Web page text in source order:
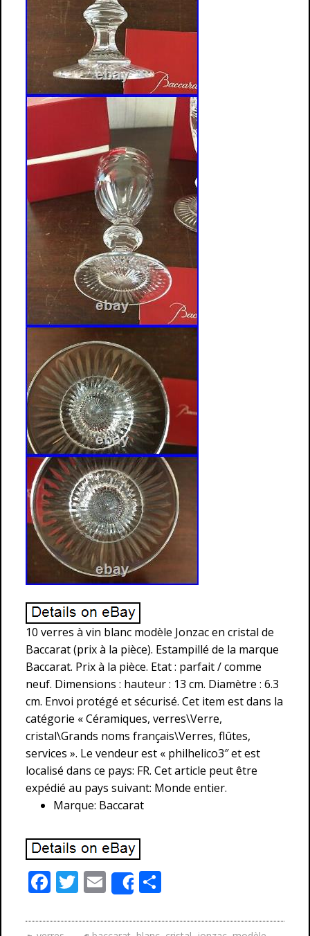
10 verres à vin blanc modèle Jonzac en cristal de
Baccarat (prix à la pièce). Estampillé de la marque
Baccarat. Prix à la pièce. Etat : parfait / comme
neuf. Dimensions : hauteur : 13 cm. Diamètre : 6.3
cm. Envoi protégé et sécurisé. Cet item est dans la
catégorie « Céramiques, verres\Verre,
cristal\Grands noms français\Verres, flûtes,
services ». Le vendeur est « philhelico3″ et est
localisé dans ce pays: FR. Cet article peut être
expédié au pays suivant: Monde entier.
Marque: Baccarat
F
e
T
itt
E
m
ai
Share
ta